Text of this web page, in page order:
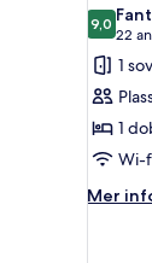
av
–
9,09,0 av
22
(22
1
1
Wi-
Mer
Mer